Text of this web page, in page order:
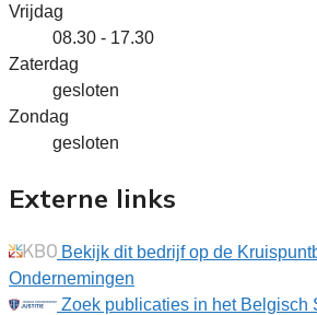
Vrijdag
08.30 - 17.30
Zaterdag
gesloten
Zondag
gesloten
Externe links
Bekijk dit bedrijf op de
Ondernemingen
Zoek publicaties in het Belgisch